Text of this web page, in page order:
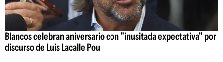
Blancos celebran aniversario con "inusitada expectativa" por
discurso de Luis Lacalle Pou